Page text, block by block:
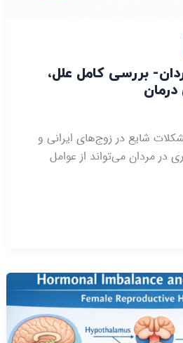
بررسی کامل علل،
شایع در زوج‌های ایرانی و
در مردان می‌تواند از عوامل